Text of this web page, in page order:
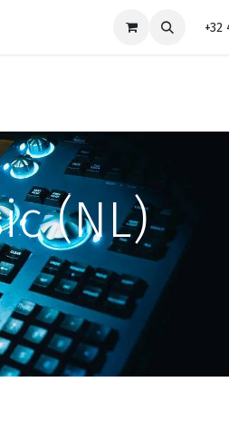
Contactez-nous +32
(NL)